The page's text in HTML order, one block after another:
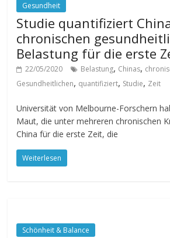
Gesundheit
Studie quantifiziert
chronischen
Belastung für die erste
22/05/2020 Belastung, Chinas,
Gesundheitlichen, quantifiziert, Studie, Zeit
Universität von Melbourne-Forschern
Maut, die unter mehreren chronischen
China für die erste Zeit, die
Weiterlesen
Schönheit & Balance